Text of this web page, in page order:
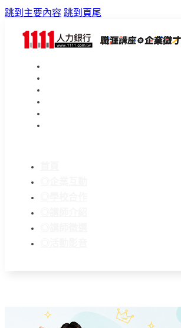
跳到主要內容 跳到頁尾